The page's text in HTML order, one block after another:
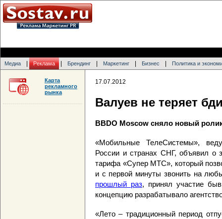
Медиа Реклама Брендинг Маркетинг Бизнес Политика и
17.07.2012
Валуев не теряет
BBDO Moscow сняло новый
«Мобильные ТелеСистемы»,
России и странах СНГ, объявил о
тарифа «Супер МТС», который
и с первой минуты звонить на
прошлый раз, принял участие
концепцию разрабатывало
«Лето – традиционный период
Карта
рекламного
рынка